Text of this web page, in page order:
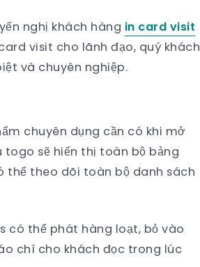
nghị khách hàng in card visit
visit cho lãnh đạo, quý khách
và chuyên nghiệp.
chuyên dụng cần có khi mở
sẽ hiển thị toàn bộ bảng
thể theo dõi toàn bộ danh sách
có thể phát hàng loạt, bỏ vào
chí cho khách đọc trong lúc